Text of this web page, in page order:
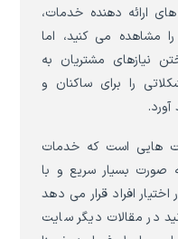
ارائه دهنده خدمات،
مشاهده می کنید، اما
نیازهای مشتریان به
را برای ساکنان و
هایی است که خدمات
صورت بسیار سریع و با
افراد قرار می دهد
در مقالات دیگر سایت